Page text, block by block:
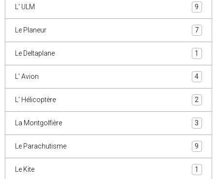
L' ULM 9
Le Planeur 7
Le Deltaplane 1
L' Avion 4
L' Hélicoptère 2
La Montgolfière 3
Le Parachutisme 9
Le Kite 1